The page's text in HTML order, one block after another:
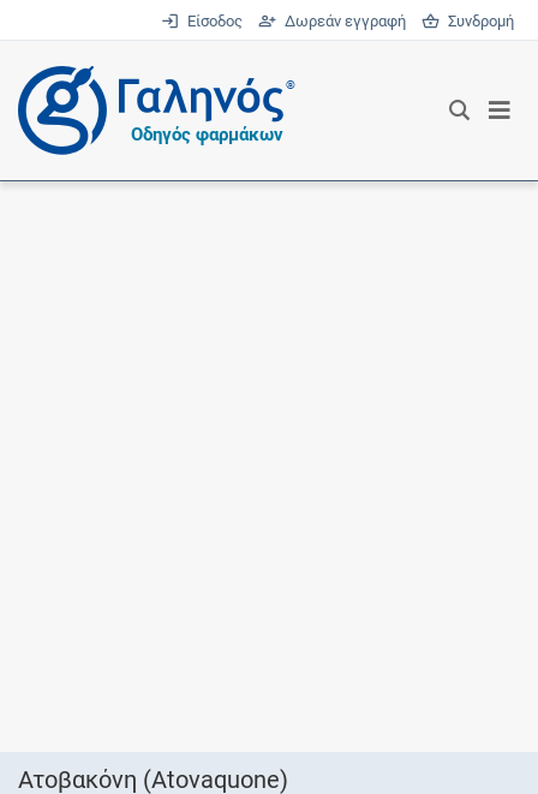
Είσοδος Δωρεάν εγγραφή Συνδρομή
®
Οδηγός φαρμάκων
Ατοβακόνη (Atovaquone)